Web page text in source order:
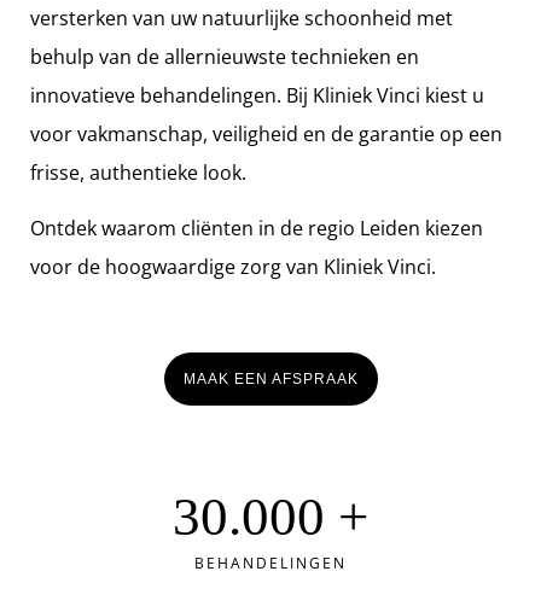
versterken van uw natuurlijke schoonheid met
behulp van de allernieuwste technieken en
innovatieve behandelingen. Bij Kliniek Vinci kiest u
voor vakmanschap, veiligheid en de garantie op een
frisse, authentieke look.
Ontdek waarom cliënten in de regio Leiden kiezen
voor de hoogwaardige zorg van Kliniek Vinci.
MAAK EEN AFSPRAAK
30.000 +
BEHANDELINGEN